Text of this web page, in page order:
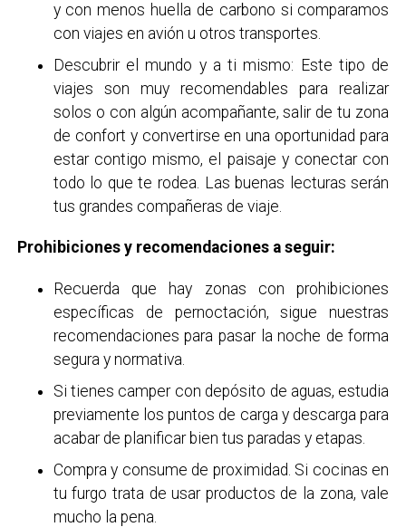
y con menos huella de carbono si comparamos
con viajes en avión u otros transportes.
Descubrir el mundo y a ti mismo: Este tipo de
viajes son muy recomendables para realizar
solos o con algún acompañante, salir de tu zona
de confort y convertirse en una oportunidad para
estar contigo mismo, el paisaje y conectar con
todo lo que te rodea. Las buenas lecturas serán
tus grandes compañeras de viaje.
Prohibiciones y recomendaciones a seguir:
Recuerda que hay zonas con prohibiciones
específicas de pernoctación, sigue nuestras
recomendaciones para pasar la noche de forma
segura y normativa.
Si tienes camper con depósito de aguas, estudia
previamente los puntos de carga y descarga para
acabar de planificar bien tus paradas y etapas.
Compra y consume de proximidad. Si cocinas en
tu furgo trata de usar productos de la zona, vale
mucho la pena.